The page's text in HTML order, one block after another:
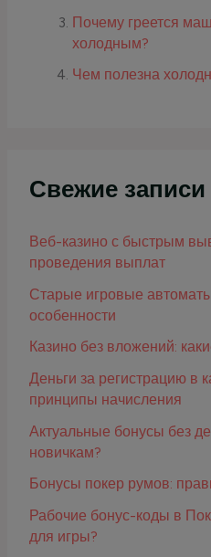
Почему греется
холодным?
Чем полезна
Свежие записи
Веб-казино с быстрым
проведения выплат
Старые игровые
особенности
Казино без вложений:
Деньги за регистрацию в
принципы начисления
Актуальные бонусы без
новичкам?
Бонусы покер румов:
Рабочие бонус-коды в
для игры?